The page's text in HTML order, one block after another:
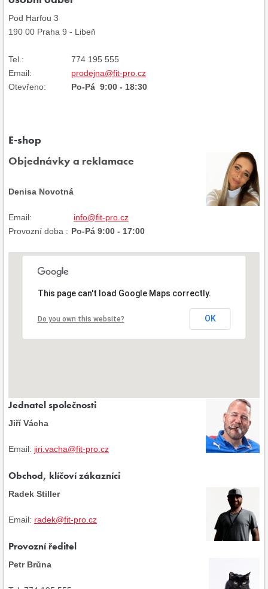
Pod Harfou 3
190 00 Praha 9 - Libeň
Tel.:
774 195 555
Email:
prodejna@fit-pro.cz
Otevřeno:
Po-Pá 9:00 - 18:30
E-shop
Objednávky a reklamace
Denisa Novotná
Email:
info@fit-pro.cz
Provozní doba : Po-Pá 9:00 - 17:00
This page can't load Google Maps correctly.
Do you own this website? OK
Jednatel společnosti
Jiří Vácha
Email: jiri.vacha@fit-pro.cz
Obchod, klíčoví zákazníci
Radek Stiller
Email: radek@fit-pro.cz
Provozní ředitel
Petr Brůna